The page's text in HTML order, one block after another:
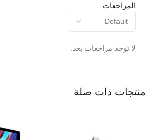
المراجعات
لا توجد مراجعات بعد.
منتجات ذات صلة